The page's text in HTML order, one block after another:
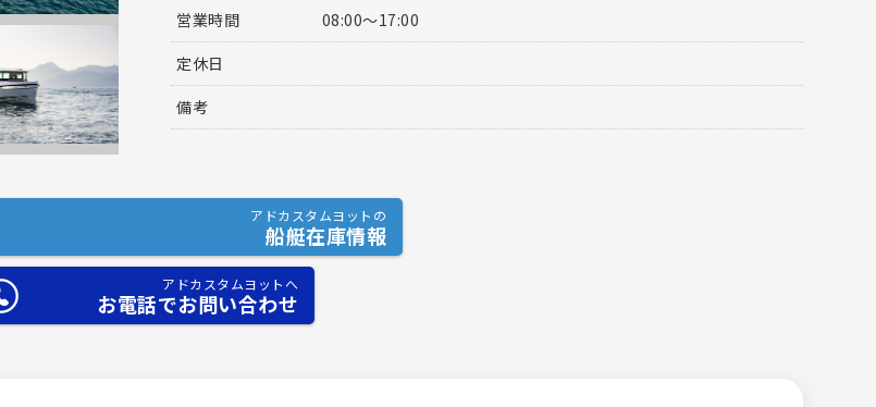
営業時間
08:00〜17:00
定休日
備考
アドカスタムヨットの
船艇在庫情報
アドカスタムヨットへ
お電話でお問い合わせ